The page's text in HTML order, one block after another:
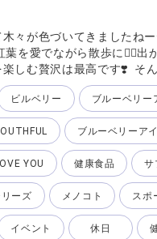
々が色づいてきましたね
葉を愛でながら散歩に🚶‍♀️
しむ贅沢は最高です❣️ そ
みのケアは欠かせません👀
インワンサプリメント 🔵
、北欧の野生種ブルーベリ
スを湯気より細かくナノ（
ました。 また、進化型カプ
イ』は体内への吸収まで
いることです。 ビルベリー
や新配合したハーブ、ブ
健康成分が1粒でとれます
みのケアは『ブルーベリー
ビルベリー ブルーベリー
ブルーベリーア
YOU 健康食品 サ
ーズ メノコト スポ
イベント 休日